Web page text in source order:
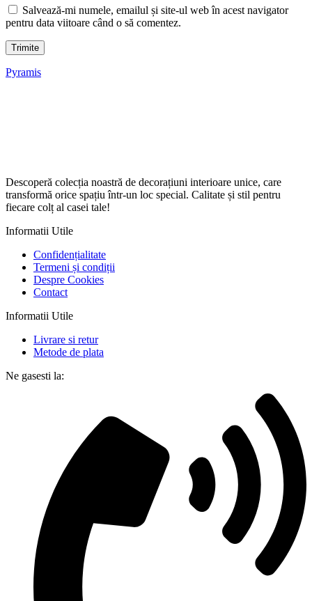
Salvează-mi numele, emailul și site-ul web în acest navigator
pentru data viitoare când o să comentez.
Pyramis
Descoperă colecția noastră de decorațiuni interioare unice, care
transformă orice spațiu într-un loc special. Calitate și stil pentru
fiecare colț al casei tale!
Informatii Utile
Confidențialitate
Termeni și condiții
Despre Cookies
Contact
Informatii Utile
Livrare si retur
Metode de plata
Ne gasesti la: